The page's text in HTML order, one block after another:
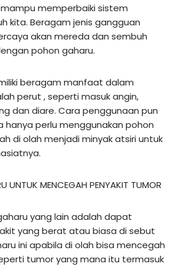
memperbaiki sistem
kita. Beragam jenis gangguan
akan mereda dan sembuh
pohon gaharu.
beragam manfaat dalam
perut , seperti masuk angin,
dan diare. Cara penggunaan pun
hanya perlu menggunakan pohon
di olah menjadi minyak atsiri untuk
UNTUK MENCEGAH PENYAKIT TUMOR
yang lain adalah dapat
yang berat atau biasa di sebut
ini apabila di olah bisa mencegah
tumor yang mana itu termasuk